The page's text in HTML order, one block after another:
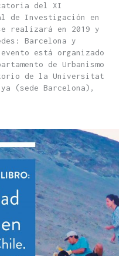
del XI
de Investigación en
realizará en 2019 y
Barcelona y
está organizado
de Urbanismo
de la Universitat
(sede Barcelona),